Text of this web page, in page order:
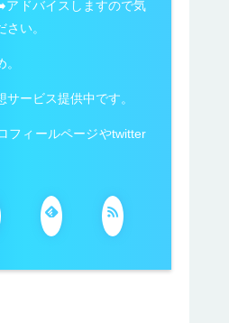
ドバイスしますので気
い。
サービス提供中です。
フィールページやtwitter